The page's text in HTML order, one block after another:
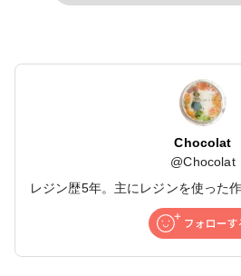
Chocolat
@Chocolat
レジン歴5年。主にレジンを使った